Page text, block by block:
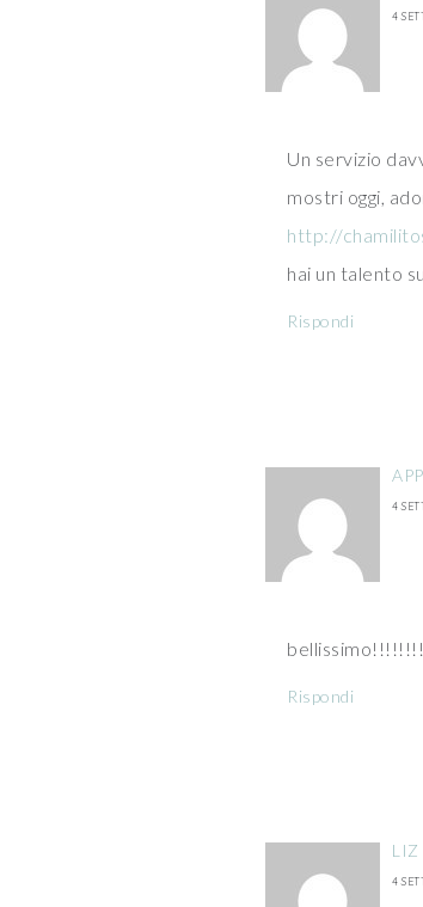
4
Un servizio
mostri oggi,
http://
hai un talento
Rispondi
4
bellissimo!!!!!!!!
Rispondi
LIZ
4